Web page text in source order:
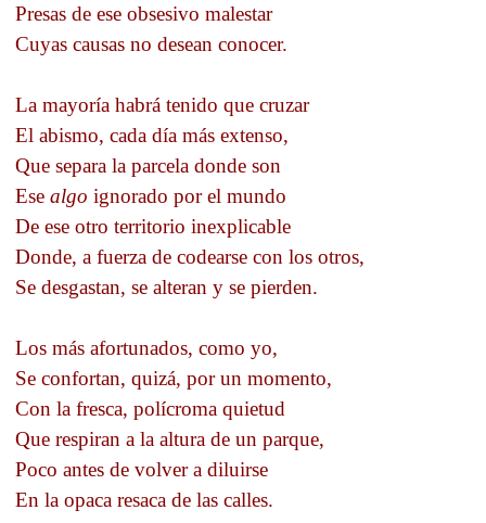
Presas de ese obsesivo malestar
Cuyas causas no desean conocer.
La mayoría habrá tenido que cruzar
El abismo, cada día más extenso,
Que separa la parcela donde son
Ese algo ignorado por el mundo
De ese otro territorio inexplicable
Donde, a fuerza de codearse con los otros,
Se desgastan, se alteran y se pierden.
Los más afortunados, como yo,
Se confortan, quizá, por un momento,
Con la fresca, polícroma quietud
Que respiran a la altura de un parque,
Poco antes de volver a diluirse
En la opaca resaca de las calles.